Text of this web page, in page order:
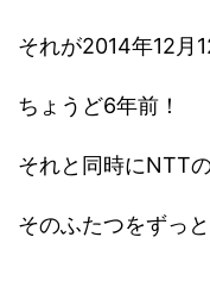
それが2014年12月
ちょうど6年前！
それと同時にNTT
そのふたつをずっ